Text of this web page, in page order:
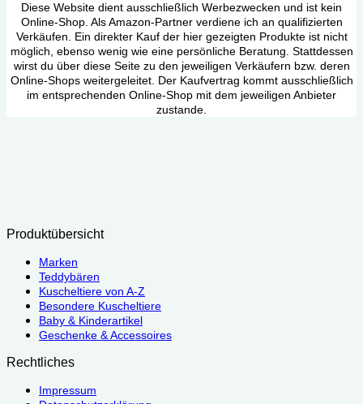
Diese Website dient ausschließlich Werbezwecken und ist kein
Online-Shop. Als Amazon-Partner verdiene ich an qualifizierten
Verkäufen. Ein direkter Kauf der hier gezeigten Produkte ist nicht
möglich, ebenso wenig wie eine persönliche Beratung. Stattdessen
wirst du über diese Seite zu den jeweiligen Verkäufern bzw. deren
Online-Shops weitergeleitet. Der Kaufvertrag kommt ausschließlich
im entsprechenden Online-Shop mit dem jeweiligen Anbieter
zustande.
Produktübersicht
Marken
Teddybären
Kuscheltiere von A-Z
Besondere Kuscheltiere
Baby & Kinderartikel
Geschenke & Accessoires
Rechtliches
Impressum